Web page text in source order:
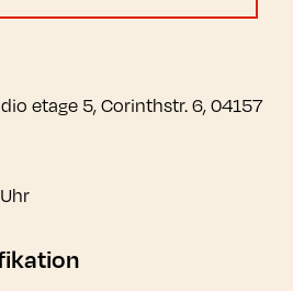
etage 5, Corinthstr. 6, 04157